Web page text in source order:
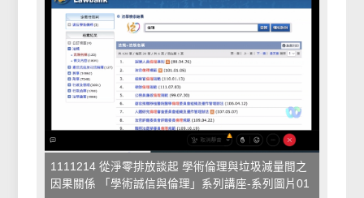
1111214 從淨零排放談起 學術倫理與垃圾減量間之
因果關係 「學術誠信與倫理」系列講座-系列圖片01